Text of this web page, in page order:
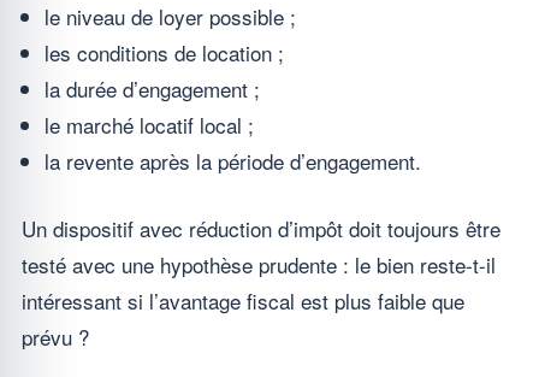
le niveau de loyer possible ;
les conditions de location ;
la durée d’engagement ;
le marché locatif local ;
la revente après la période d’engagement.
Un dispositif avec réduction d’impôt doit toujours être
testé avec une hypothèse prudente : le bien reste-t-il
intéressant si l’avantage fiscal est plus faible que
prévu ?